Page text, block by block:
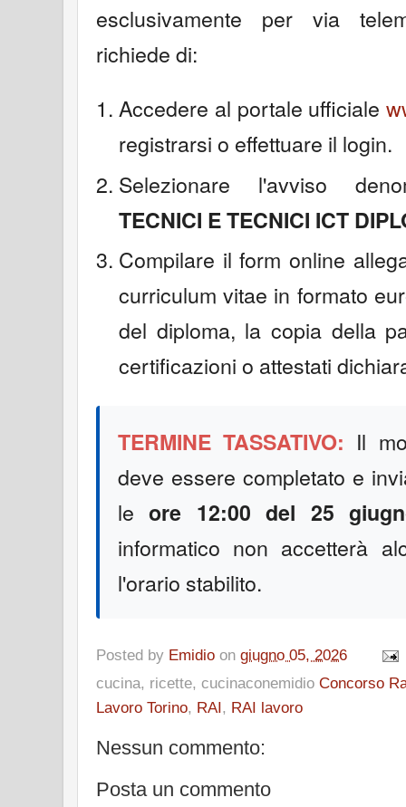
esclusivamente per via
richiede di:
Accedere al portale ufficiale
registrarsi o effettuare il login.
Selezionare l'avviso
TECNICI E TECNICI ICT
Compilare il form online
curriculum vitae in formato
del diploma, la copia della
certificazioni o attestati
TERMINE TASSATIVO: Il
deve essere completato e
leore 12:00 del 25
informatico non accetterà
l'orario stabilito.
Posted by Emidio on giugno 05, 2026
cucina, ricette, cucinaconemidio Concorso
Lavoro Torino, RAI, RAI lavoro
Nessun commento:
Posta un commento